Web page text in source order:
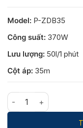
Model: P-ZDB35
Công suất: 370W
Lưu lượng: 50l/1 phút
Cột áp: 35m
Máy bơm nước chân